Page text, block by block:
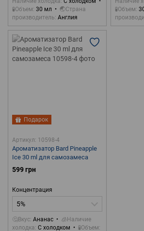
🧪Объем 30 мл
🌏Страна
производитель Англия
🧪Объем
Подарок
Артикул: 10598-4
Ароматизатор Bard Pineapple
Ice 30 ml для самозамеса
599 грн
Концентрация
5%
🤔Вкус Ананас
🧊Наличие
холодка С холодком 🧪Объем